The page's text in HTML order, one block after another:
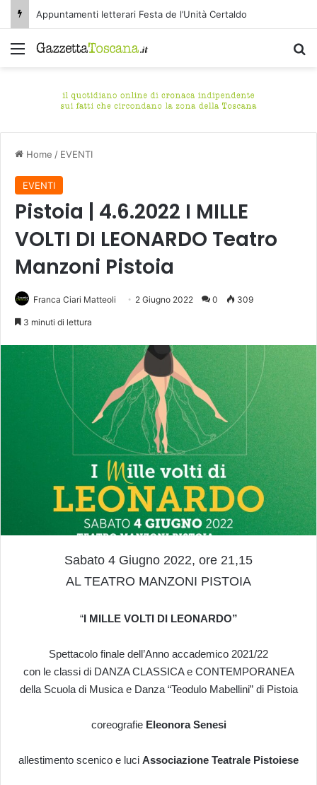
Appuntamenti letterari Festa de l’Unità Certaldo
Menu
Home / EVENTI
EVENTI
Pistoia | 4.6.2022 I MILLE
VOLTI DI LEONARDO Teatro
Manzoni Pistoia
Franca Ciari Matteoli 2 Giugno 2022 0 309
3 minuti di lettura
Sabato 4 Giugno 2022, ore 21,15
AL TEATRO MANZONI PISTOIA
“I MILLE VOLTI DI LEONARDO”
Spettacolo finale dell’Anno accademico 2021/22
con le classi di DANZA CLASSICA e CONTEMPORANEA
della Scuola di Musica e Danza “Teodulo Mabellini” di Pistoia
coreografie Eleonora Senesi
allestimento scenico e luci Associazione Teatrale Pistoiese